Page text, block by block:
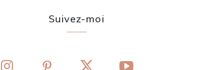
Suivez-moi